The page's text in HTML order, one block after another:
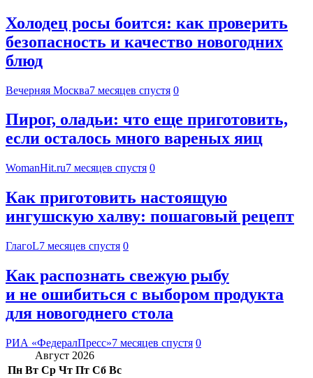
Холодец росы боится: как проверить
безопасность и качество новогодних
блюд
Вечерняя Москва7 месяцев спустя 0
Пирог, оладьи: что еще приготовить,
если осталось много вареных яиц
WomanHit.ru7 месяцев спустя 0
Как приготовить настоящую
ингушскую халву: пошаговый рецепт
ГлагоL7 месяцев спустя 0
Как распознать свежую рыбу
и не ошибиться с выбором продукта
для новогоднего стола
РИА «ФедералПресс»7 месяцев спустя 0
Август 2026
Пн Вт Ср Чт Пт Сб Вс